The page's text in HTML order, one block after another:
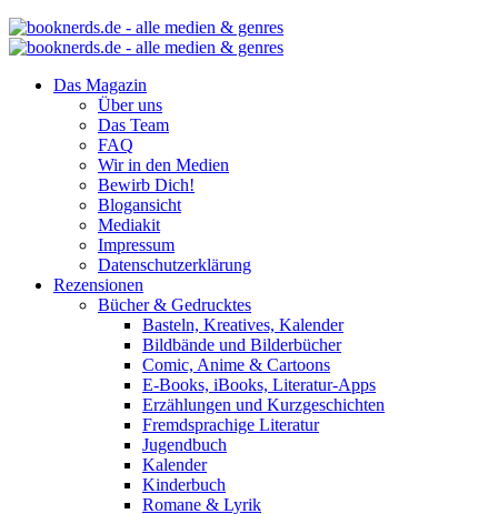
Das Magazin
Über uns
Das Team
FAQ
Wir in den Medien
Bewirb Dich!
Blogansicht
Mediakit
Impressum
Datenschutzerklärung
Rezensionen
Bücher & Gedrucktes
Basteln, Kreatives, Kalender
Bildbände und Bilderbücher
Comic, Anime & Cartoons
E-Books, iBooks, Literatur-Apps
Erzählungen und Kurzgeschichten
Fremdsprachige Literatur
Jugendbuch
Kalender
Kinderbuch
Romane & Lyrik